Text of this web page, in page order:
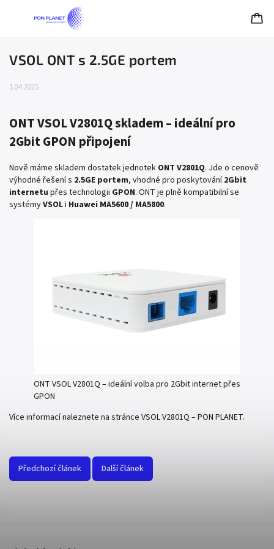
VSOL ONT s 2.5GE portem
1.04.2025
ONT VSOL V2801Q skladem – ideální pro
2Gbit GPON připojení
Nově máme skladem dostatek jednotek ONT V2801Q. Jde o cenově
výhodné řešení s 2.5GE portem, vhodné pro poskytování2Gbit
internetu přes technologii GPON. ONT je plně kompatibilní se
systémyVSOLi Huawei MA5600 / MA5800.
ONT VSOL V2801Q – ideální volba pro 2Gbit internet přes
GPON
Více informací naleznete na stránce VSOL V2801Q – PON PLANET.
Předchozí článek Další článek